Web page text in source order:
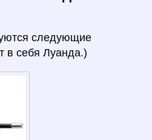
следующие
в себя Луанда.)